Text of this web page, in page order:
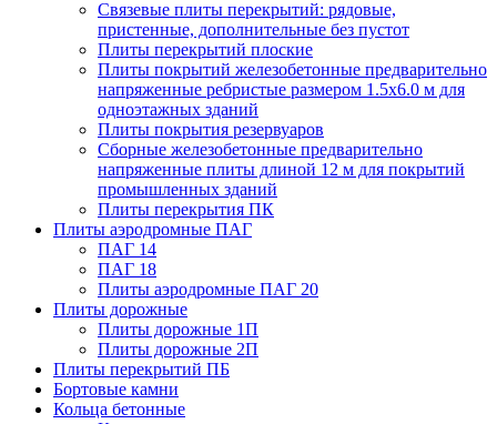
Связевые плиты перекрытий: рядовые,
пристенные, дополнительные без пустот
Плиты перекрытий плоские
Плиты покрытий железобетонные предварительно
напряженные ребристые размером 1.5х6.0 м для
одноэтажных зданий
Плиты покрытия резервуаров
Сборные железобетонные предварительно
напряженные плиты длиной 12 м для покрытий
промышленных зданий
Плиты перекрытия ПК
Плиты аэродромные ПАГ
ПАГ 14
ПАГ 18
Плиты аэродромные ПАГ 20
Плиты дорожные
Плиты дорожные 1П
Плиты дорожные 2П
Плиты перекрытий ПБ
Бортовые камни
Кольца бетонные